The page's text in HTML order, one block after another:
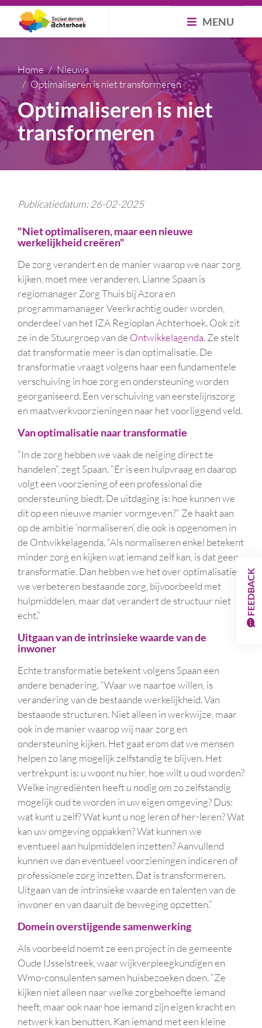
MENU
Home
Nieuws
Optimaliseren is niet transformeren
Optimaliseren is niet
transformeren
Publicatiedatum: 26-02-2025
"Niet optimaliseren, maar een nieuwe
werkelijkheid creëren"
De zorg verandert en de manier waarop we naar zorg
kijken, moet mee veranderen. Lianne Spaan is
regiomanager Zorg Thuis bij Azora en
programmamanager Veerkrachtig ouder worden,
onderdeel van het IZA Regioplan Achterhoek. Ook zit
ze in de Stuurgroep van de Ontwikkelagenda. Ze stelt
dat transformatie meer is dan optimalisatie. De
transformatie vraagt volgens haar een fundamentele
verschuiving in hoe zorg en ondersteuning worden
georganiseerd. Een verschuiving van eerstelijnszorg
en maatwerkvoorzieningen naar het voorliggend veld.
Van optimalisatie naar transformatie
“In de zorg hebben we vaak de neiging direct te
handelen”, zegt Spaan. “Er is een hulpvraag en daarop
volgt een voorziening of een professional die
ondersteuning biedt. De uitdaging is: hoe kunnen we
dit op een nieuwe manier vormgeven?” Ze haakt aan
op de ambitie ‘normaliseren’, die ook is opgenomen in
de Ontwikkelagenda. “Als normaliseren enkel betekent
minder zorg en kijken wat iemand zelf kan, is dat geen
transformatie. Dan hebben we het over optimalisatie:
we verbeteren bestaande zorg, bijvoorbeeld met
hulpmiddelen, maar dat verandert de structuur niet
echt.”
Uitgaan van de intrinsieke waarde van de
inwoner
Echte transformatie betekent volgens Spaan een
andere benadering. “Waar we naartoe willen, is
verandering van de bestaande werkelijkheid. Van
bestaande structuren. Niet alleen in werkwijze, maar
ook in de manier waarop wij naar zorg en
ondersteuning kijken. Het gaat erom dat we mensen
helpen zo lang mogelijk zelfstandig te blijven. Het
vertrekpunt is: u woont nu hier, hoe wilt u oud worden?
Welke ingrediënten heeft u nodig om zo zelfstandig
mogelijk oud te worden in uw eigen omgeving? Dus:
wat kunt u zelf? Wat kunt u nog leren of her-leren? Wat
kan uw omgeving oppakken? Wat kunnen we
eventueel aan hulpmiddelen inzetten? Aanvullend
kunnen we dan eventueel voorzieningen indiceren of
professionele zorg inzetten. Dat is transformeren.
Uitgaan van de intrinsieke waarde en talenten van de
inwoner en van daaruit de beweging opzetten.”
Domein overstijgende samenwerking
Als voorbeeld noemt ze een project in de gemeente
Oude IJsselstreek, waar wijkverpleegkundigen en
Wmo-consulenten samen huisbezoeken doen. “Ze
kijken niet alleen naar welke zorgbehoefte iemand
heeft, maar ook naar hoe iemand zijn eigen kracht en
netwerk kan benutten. Kan iemand met een kleine
FEEDBACK